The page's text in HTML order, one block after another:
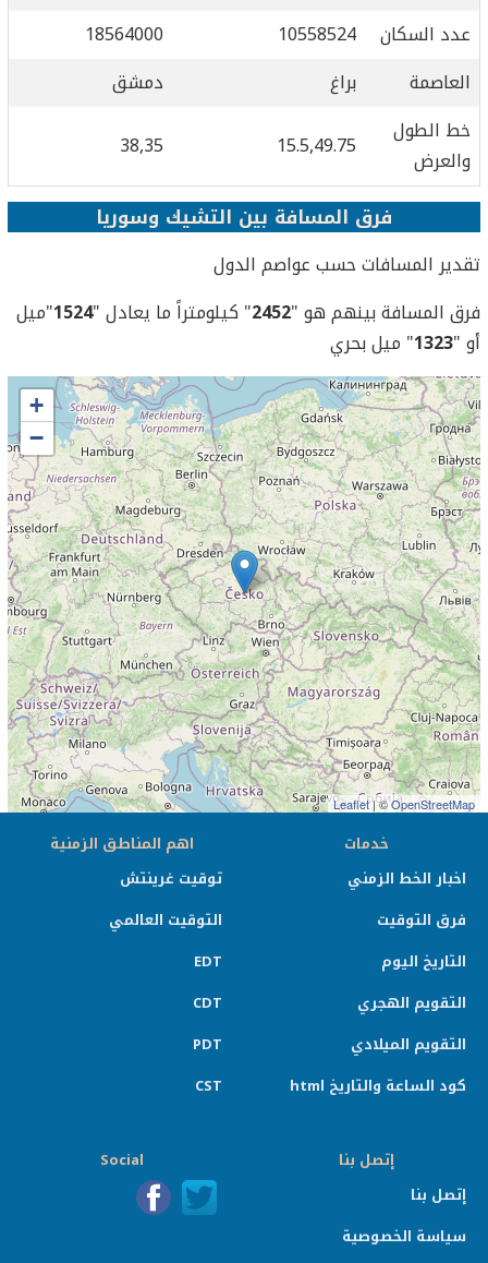
عدد السكان
10558524
18564000
العاصمة
براغ
دمشق
خط الطول
والعرض
15.5,49.75
38,35
فرق المسافة بين التشيك وسوريا
تقدير المسافات حسب عواصم الدول
فرق المسافة بينهم هو "2452" كيلومتراً ما يعادل "1524"ميل
أو "1323" ميل بحري
+
−
Leaflet| ©OpenStreetMap
خدمات
اخبار الخط الزمني
فرق التوقيت
التاريخ اليوم
التقويم الهجري
التقويم الميلادي
كود الساعة والتاريخ html
اهم المناطق الزمنية
توقيت غرينتش
التوقيت العالمي
EDT
CDT
PDT
CST
إتصل بنا
إتصل بنا
سياسة الخصوصية
Social